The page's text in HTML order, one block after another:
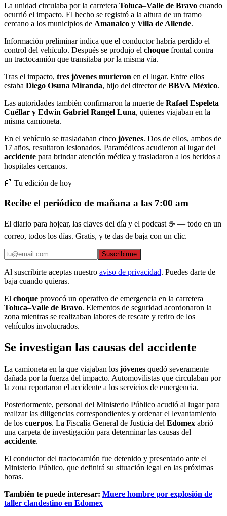
La unidad circulaba por la carretera Toluca–Valle de Bravo cuando
ocurrió el impacto. El hecho se registró a la altura de un tramo
cercano a los municipios de Amanalco y Villa de Allende.
Información preliminar indica que el conductor habría perdido el
control del vehículo. Después se produjo el choque frontal contra
un tractocamión que transitaba por la misma vía.
Tras el impacto, tres jóvenes murieron en el lugar. Entre ellos
estaba Diego Osuna Miranda, hijo del director de BBVA México.
Las autoridades también confirmaron la muerte de Rafael Espeleta
Cuéllar y Edwin Gabriel Rangel Luna, quienes viajaban en la
misma camioneta.
En el vehículo se trasladaban cinco jóvenes. Dos de ellos, ambos de
17 años, resultaron lesionados. Paramédicos acudieron al lugar del
accidente para brindar atención médica y trasladaron a los heridos a
hospitales cercanos.
📰 Tu edición de hoy
Recibe el periódico de mañana a las 7:00 am
El diario para hojear, las claves del día y el podcast ☕ — todo en un
correo, todos los días. Gratis, y te das de baja con un clic.
Suscribirme
Al suscribirte aceptas nuestro aviso de privacidad. Puedes darte de
baja cuando quieras.
El choque provocó un operativo de emergencia en la carretera
Toluca–Valle de Bravo. Elementos de seguridad acordonaron la
zona mientras se realizaban labores de rescate y retiro de los
vehículos involucrados.
Se investigan las causas del accidente
La camioneta en la que viajaban los jóvenes quedó severamente
dañada por la fuerza del impacto. Automovilistas que circulaban por
la zona reportaron el accidente a los servicios de emergencia.
Posteriormente, personal del Ministerio Público acudió al lugar para
realizar las diligencias correspondientes y ordenar el levantamiento
de los cuerpos. La Fiscalía General de Justicia del Edomex abrió
una carpeta de investigación para determinar las causas del
accidente.
El conductor del tractocamión fue detenido y presentado ante el
Ministerio Público, que definirá su situación legal en las próximas
horas.
También te puede interesar: Muere hombre por explosión de
taller clandestino en Edomex